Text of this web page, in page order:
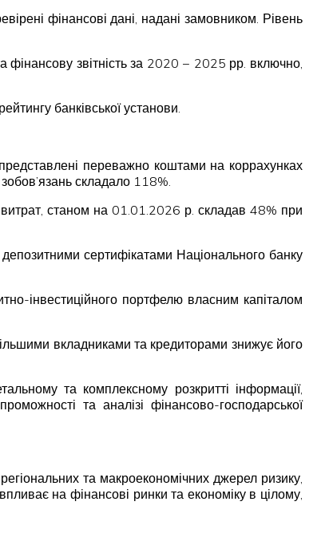
фінансові дані, надані замовником. Рівень
звітність за 2020 − 2025 рр. включно,
банківської установи.
переважно коштами на коррахунках
складало 118%.
витрат, станом на 01.01.2026 р. складав 48% при
сертифікатами Національного банку
інвестиційного портфелю власним капіталом
вкладниками та кредиторами знижує його
та комплексному розкритті інформації,
та аналізі фінансово-господарської
та макроекономічних джерел ризику,
на фінансові ринки та економіку в цілому,